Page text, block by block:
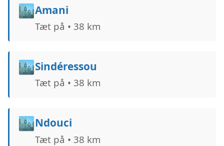
🏙️Amani
Tæt på • 38 km
🏙️Sindéressou
Tæt på • 38 km
🏙️Ndouci
Tæt på • 38 km